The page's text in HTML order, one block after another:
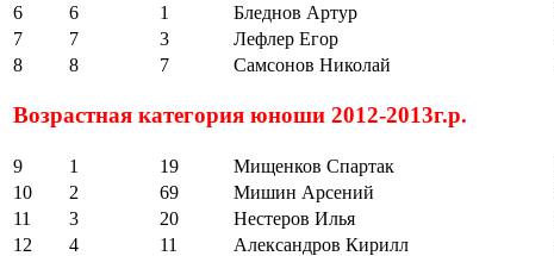
6
6 1 Бледнов Артур
7
7 3 Лефлер Егор
8
8 7 Самсонов Николай
Возрастная категория юноши 2012-2013г.р.
9 1 19 Мищенков Спартак
10
2 69 Мишин Арсений
11
3 20 Нестеров Илья
12
4 11 Александров Кирилл